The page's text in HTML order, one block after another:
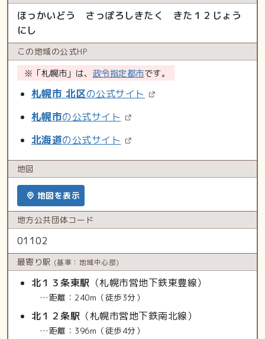
ほっかいどう さっぽろしきたく きた１２じょう
にし
この地域の公式HP
※「札幌市」は、 政令指定都市です。
札幌市 北区の公式サイト
札幌市の公式サイト
北海道の公式サイト
地図
地図を表示
地方公共団体コード
01102
最寄り駅 (基準：地域中心部)
北１３条東駅 （札幌市営地下鉄東豊線）
…距離：240m（徒歩3分）
北１２条駅 （札幌市営地下鉄南北線）
…距離：396m（徒歩4分）